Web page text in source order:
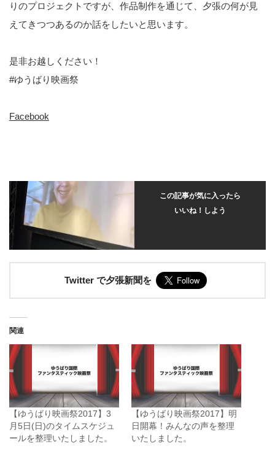
りのプロジェクトですが、作品制作を通じて、夕張の何が見
えてきつつあるのか話をしたいと思います。
是非お越しください！
#ゆうばり映画祭
Facebook
この記事が気に入ったら
いいね！しよう
Twitter で夕張新聞を
関連
【ゆうばり映画祭2017】3
月5日(日)のタイムスケジュ
ールを整理いたしました。
【ゆうばり映画祭2017】明
日開幕！みんなの声を整理
いたしました。